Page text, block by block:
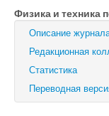
Журнал
Письма в
Физика
Физика и
Физика и техника
Описание
Редакционная
Статистика
Переводная